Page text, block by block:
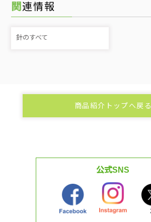
関連情報
針のすべて
商品紹介トップへ戻る
公式SNS